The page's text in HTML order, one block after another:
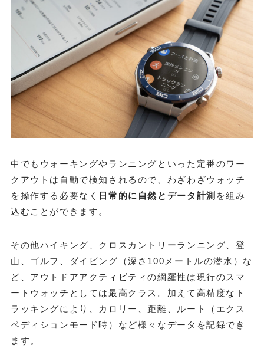
中でもウォーキングやランニングといった定番のワー
クアウトは自動で検知されるので、わざわざウォッチ
を操作する必要なく 日常的に自然とデータ計測 を組み
込むことができます。
その他ハイキング、クロスカントリーランニング、登
山、ゴルフ、ダイビング（深さ100メートルの潜水）な
ど、アウトドアアクティビティの網羅性は現行のスマ
ートウォッチとしては最高クラス。加えて高精度なト
ラッキングにより、カロリー、距離、ルート（エクス
ペディションモード時）など様々なデータを記録でき
ます。